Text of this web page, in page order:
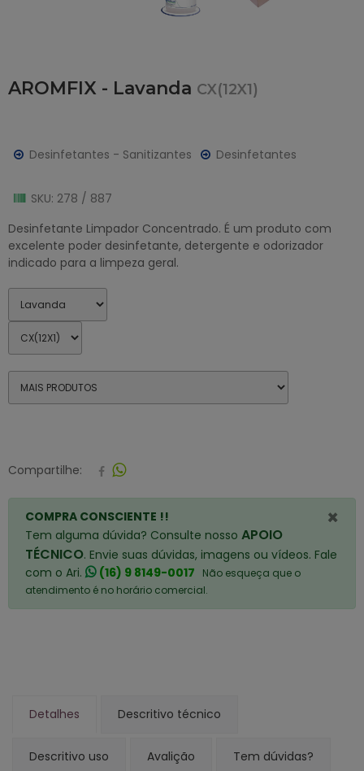
AROMFIX - Lavanda CX(12X1)
Desinfetantes - Sanitizantes Desinfetantes
SKU: 278 / 887
Desinfetante Limpador Concentrado. É um produto com
excelente poder desinfetante, detergente e odorizador
indicado para a limpeza geral.
Compartilhe:
×
COMPRA CONSCIENTE !!
Tem alguma dúvida? Consulte nosso APOIO
TÉCNICO. Envie suas dúvidas, imagens ou vídeos. Fale
com o Ari.
(16) 9 8149-0017
Não esqueça que o
atendimento é no horário comercial.
Detalhes Descritivo técnico
Descritivo uso Avalição Tem dúvidas?